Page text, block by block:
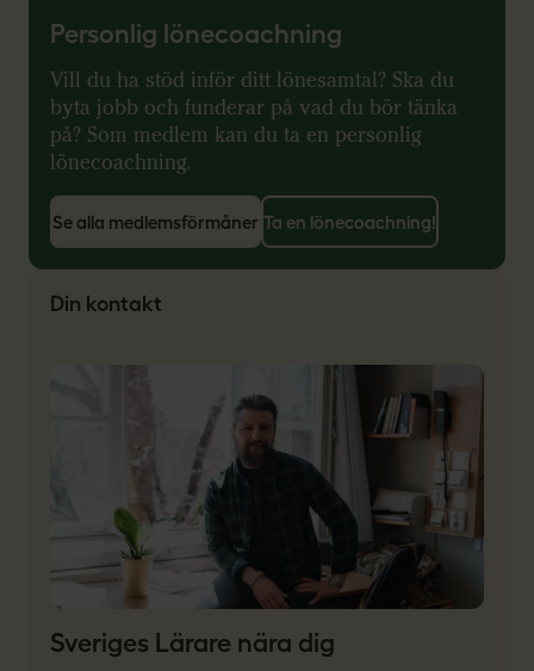
Personlig lönecoachning
Vill du ha stöd inför ditt lönesamtal? Ska du
byta jobb och funderar på vad du bör tänka
på? Som medlem kan du ta en personlig
lönecoachning.
Se alla medlemsförmåner Ta en lönecoachning!
Din kontakt
Sveriges Lärare nära dig